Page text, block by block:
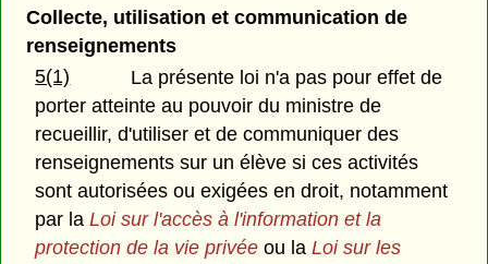
Collecte, utilisation et communication de
renseignements
5(1)
La présente loi n'a pas pour effet de
porter atteinte au pouvoir du ministre de
recueillir, d'utiliser et de communiquer des
renseignements sur un élève si ces activités
sont autorisées ou exigées en droit, notamment
par laLoi sur l'accès à l'information et la
protection de la vie privée ou laLoi sur les